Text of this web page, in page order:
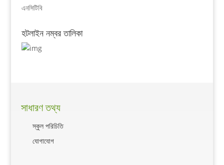
এনসিটিবি
হটলাইন নম্বর তালিকা
সাধারণ তথ্য
স্কুল পরিচিতি
যোগাযোগ